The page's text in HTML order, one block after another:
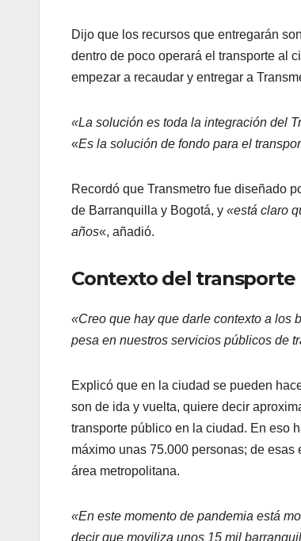
Dijo que los recursos que entregarán
dentro de poco operará el transporte al
empezar a recaudar y entregar a
«La solución es toda la integración del
«Es la solución de fondo para el
Recordó que Transmetro fue diseñado
de Barranquilla y Bogotá, y «está claro
años«, añadió.
Contexto del transporte
«Creo que hay que darle contexto a los
pesa en nuestros servicios públicos de
Explicó que en la ciudad se pueden
son de ida y vuelta, quiere decir
transporte público en la ciudad. En eso
máximo unas 75.000 personas; de
área metropolitana.
«En este momento de pandemia está
decir que moviliza unos 15 mil